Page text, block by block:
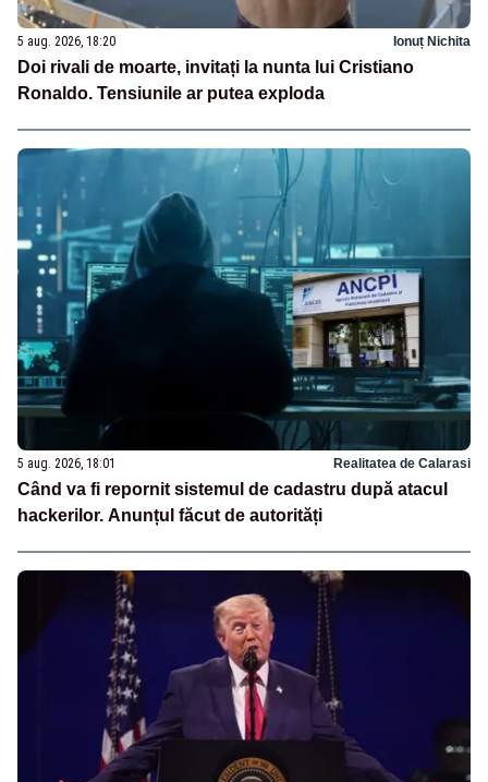
5 aug. 2026, 18:20 Ionuț Nichita
Doi rivali de moarte, invitați la nunta lui Cristiano
Ronaldo. Tensiunile ar putea exploda
5 aug. 2026, 18:01 Realitatea de Calarasi
Când va fi repornit sistemul de cadastru după atacul
hackerilor. Anunțul făcut de autorități